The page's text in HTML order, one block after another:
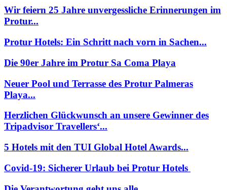
Wir feiern 25 Jahre unvergessliche Erinnerungen im
Protur...
Protur Hotels: Ein Schritt nach vorn in Sachen...
Die 90er Jahre im Protur Sa Coma Playa
Neuer Pool und Terrasse des Protur Palmeras
Playa...
Herzlichen Glückwunsch an unsere Gewinner des
Tripadvisor Travellers‘...
5 Hotels mit den TUI Global Hotel Awards...
Covid-19: Sicherer Urlaub bei Protur Hotels